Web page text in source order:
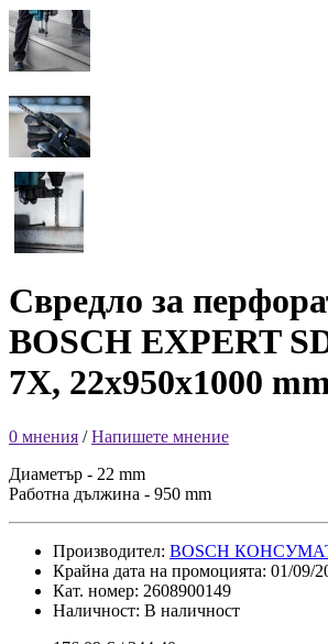
Свредло за
BOSCH EXPERT
7X, 22x950x1000
0 мнения /Напишете мнение
Диаметър - 22 mm
Работна дължина - 950 mm
Производител: BOSCH
Крайна дата на промоцията: 01/09/
Кат. номер: 2608900149
Наличност: В наличност